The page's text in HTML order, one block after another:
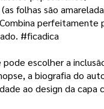
folhas são
perfeitamente
#ficadica
escolher a
a biografia do
ao design da capa